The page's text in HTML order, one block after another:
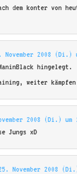
dem konter von
November 2008 (Di.)
hingelegt.
weiter
2008 (Di.) um
Jungs xD
November 2008